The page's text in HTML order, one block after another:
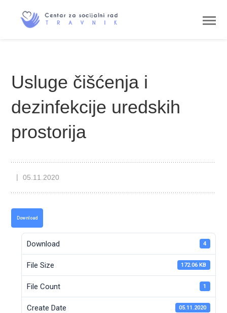
Usluge čišćenja i
dezinfekcije uredskih
prostorija
05.11.2020
Download
Download 4
File Size 172.06 KB
File Count 1
Create Date 05.11.2020